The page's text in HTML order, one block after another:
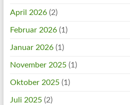
April 2026(2)
Februar 2026(1)
Januar 2026(1)
November 2025(1)
Oktober 2025(1)
Juli 2025(2)